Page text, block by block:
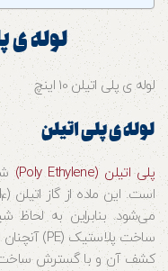
لوله ی پلی
لوله ی پلی اتیلن 10 اینچ
لوله ی پلی اتیلن
پلی اتیلن (Poly Ethylene)
است. این ماده از گاز اتیلن (C4
می‌شود. بنابراین به لحاظ
کشف آن و با گسترش ساخت